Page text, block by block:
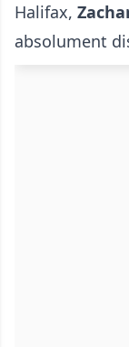
Halifax,
absolument